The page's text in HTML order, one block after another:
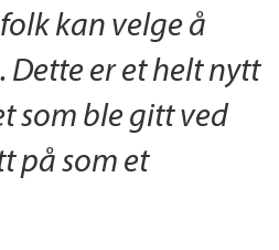
kan velge å
Dette er et helt nytt
som ble gitt ved
på som et